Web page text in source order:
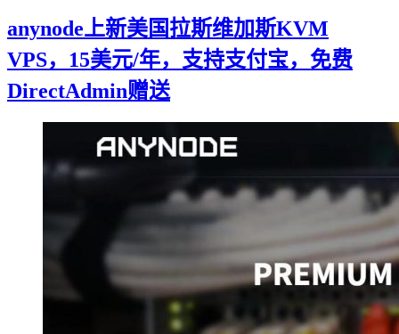
anynode上新美国拉斯维加斯KVM
VPS，15美元/年，支持支付宝，免费
DirectAdmin赠送